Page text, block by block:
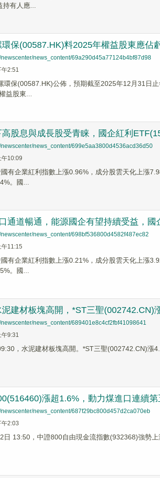
有人應...
環保(00587.HK)料2025年權益​股東應佔
newscenter/news_content/69a290d45a77124b4bf87d98
2:51
環保(00587.HK)公佈，預期截至2025年12月31日
益股東...
股息與成長股受青睐，國企紅利
newscenter/news_content/699e5aa3800d4536acd36d50
10:09
有企業紅利指數上漲0.96%，成分股雲天化上漲
。國...
通道暢通，能源國企有望持續受益，
newscenter/news_content/698bf536800d4582f487ec82
11:15
有企業紅利指數上漲0.21%，成分股雲天化上漲
。國...
泥建材板塊高開，*ST三聖(002742.CN)
newscenter/news_content/689401e8c4cf2fbf41098641
9:31
，水泥建材板塊高開。*ST三聖(002742.CN)
漲超1.6%，動力煤進口連續
newscenter/news_content/687f29bc800d457d2ca070eb
2:03
日 13:50，中證800自由現金流指數(932368)強勢